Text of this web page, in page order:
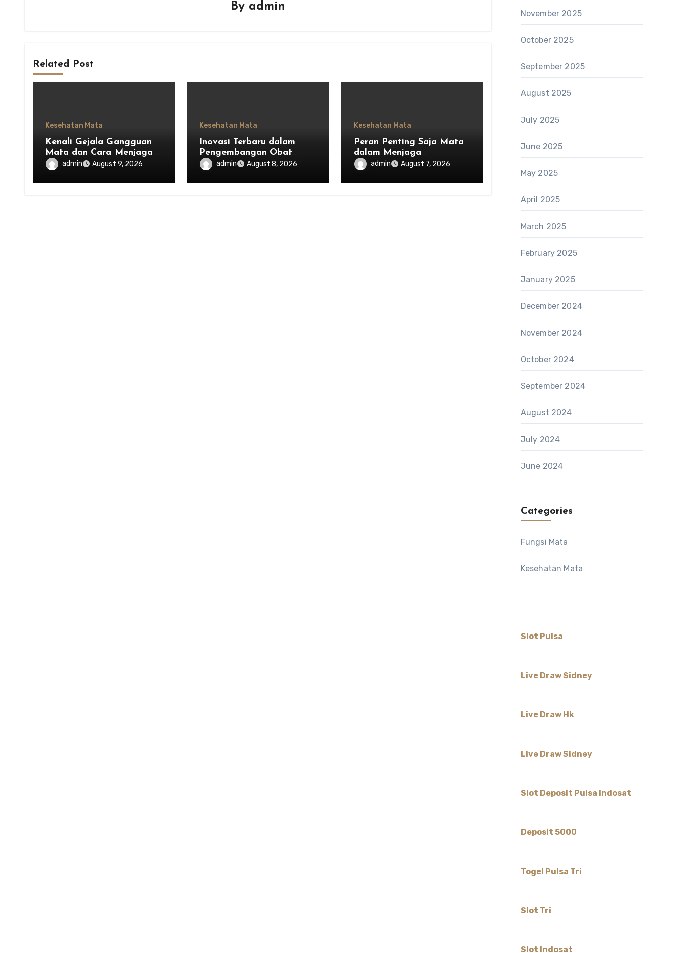
By admin
Related Post
Kesehatan Mata
Kenali Gejala Gangguan
Mata dan Cara Menjaga
Kesehatannya dengan
Benar
admin August 9, 2026
Kesehatan Mata
Inovasi Terbaru dalam
Pengembangan Obat
Mata untuk Menjaga
Kesehatan Mata
admin August 8, 2026
Kesehatan Mata
Peran Penting Saja Mata
dalam Menjaga
Keseimbangan Ekosistem
Indonesia
admin August 7, 2026
November 2025
October 2025
September 2025
August 2025
July 2025
June 2025
May 2025
April 2025
March 2025
February 2025
January 2025
December 2024
November 2024
October 2024
September 2024
August 2024
July 2024
June 2024
Categories
Fungsi Mata
Kesehatan Mata
Slot Pulsa
Live Draw Sidney
Live Draw Hk
Live Draw Sidney
Slot Deposit Pulsa Indosat
Deposit 5000
Togel Pulsa Tri
Slot Tri
Slot Indosat